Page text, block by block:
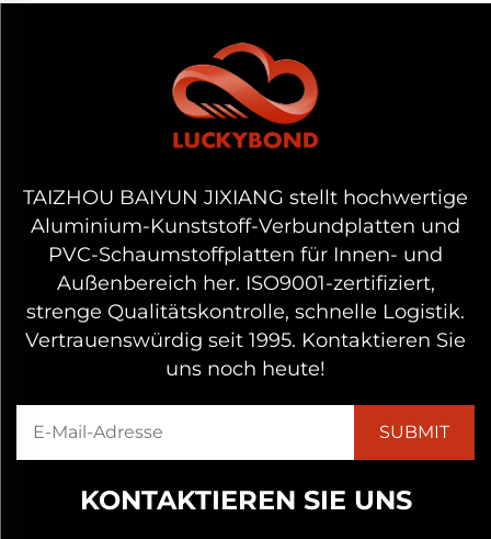
TAIZHOU BAIYUN JIXIANG stellt hochwertige
Aluminium-Kunststoff-Verbundplatten und
PVC-Schaumstoffplatten für Innen- und
Außenbereich her. ISO9001-zertifiziert,
strenge Qualitätskontrolle, schnelle Logistik.
Vertrauenswürdig seit 1995. Kontaktieren Sie
uns noch heute!
KONTAKTIEREN SIE UNS